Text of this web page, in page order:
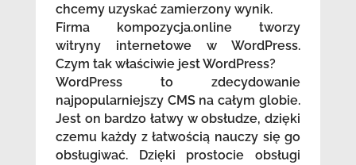
chcemy uzyskać zamierzony wynik.
Firma kompozycja.online tworzy
witryny internetowe w WordPress.
Czym tak właściwie jest WordPress?
WordPress to zdecydowanie
najpopularniejszy CMS na całym globie.
Jest on bardzo łatwy w obsłudze, dzięki
czemu każdy z łatwością nauczy się go
obsługiwać. Dzięki prostocie obsługi